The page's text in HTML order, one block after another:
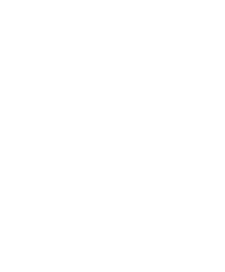
Freimann
8.8.26 eine Rückkehr auf
Medienszene